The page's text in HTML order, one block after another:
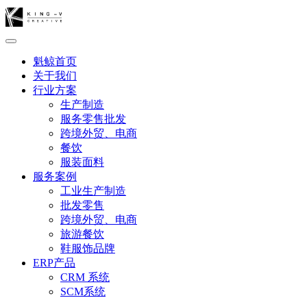
魁鲸首页
关于我们
行业方案
生产制造
服务零售批发
跨境外贸、电商
餐饮
服装面料
服务案例
工业生产制造
批发零售
跨境外贸、电商
旅游餐饮
鞋服饰品牌
ERP产品
CRM 系统
SCM系统